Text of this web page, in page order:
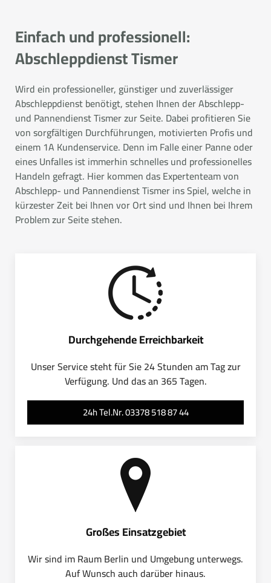
Einfach und professionell:
Abschleppdienst Tismer
Wird ein professioneller, günstiger und zuverlässiger
Abschleppdienst benötigt, stehen Ihnen der Abschlepp-
und Pannendienst Tismer zur Seite. Dabei profitieren Sie
von sorgfältigen Durchführungen, motivierten Profis und
einem 1A Kundenservice. Denn im Falle einer Panne oder
eines Unfalles ist immerhin schnelles und professionelles
Handeln gefragt. Hier kommen das Expertenteam von
Abschlepp- und Pannendienst Tismer ins Spiel, welche in
kürzester Zeit bei Ihnen vor Ort sind und Ihnen bei Ihrem
Problem zur Seite stehen.
Durchgehende Erreichbarkeit
Unser Service steht für Sie 24 Stunden am Tag zur
Verfügung. Und das an 365 Tagen.
24h Tel.Nr. 03378 518 87 44
Großes Einsatzgebiet
Wir sind im Raum Berlin und Umgebung unterwegs.
Auf Wunsch auch darüber hinaus.